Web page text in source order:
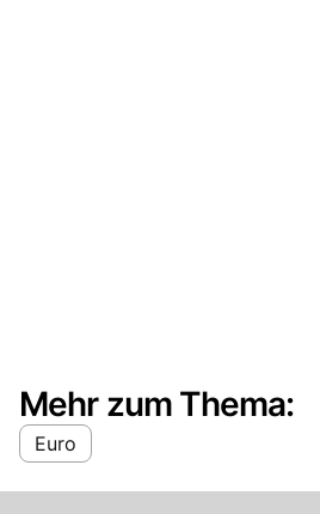
Mehr zum Thema:
Euro